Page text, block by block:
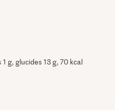
g, glucides 13 g, 70 kcal